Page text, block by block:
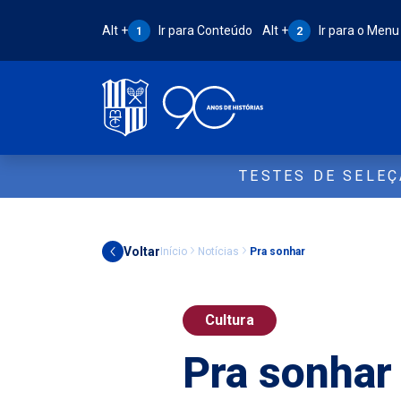
Atalho Alt + 1:
Alt + 1 Ir para Conteúdo Atalho Alt + 2:
Alt + 2 Ir para o Menu
TESTES DE
Voltar Início Notícias Pra sonhar
Cultura
Pra sonhar